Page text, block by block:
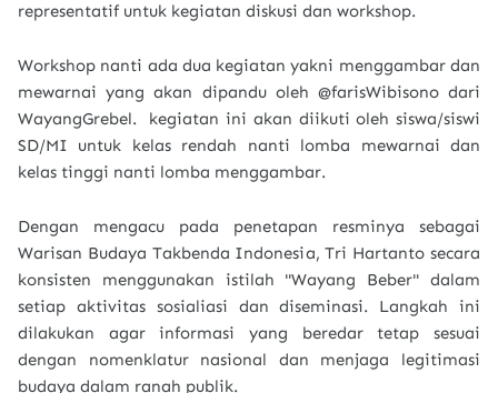
representatif untuk kegiatan diskusi dan workshop.
Workshop nanti ada dua kegiatan yakni menggambar dan
mewarnai yang akan dipandu oleh @farisWibisono dari
WayangGrebel. kegiatan ini akan diikuti oleh siswa/siswi
SD/MI untuk kelas rendah nanti lomba mewarnai dan
kelas tinggi nanti lomba menggambar.
Dengan mengacu pada penetapan resminya sebagai
Warisan Budaya Takbenda Indonesia, Tri Hartanto secara
konsisten menggunakan istilah "Wayang Beber" dalam
setiap aktivitas sosialiasi dan diseminasi. Langkah ini
dilakukan agar informasi yang beredar tetap sesuai
dengan nomenklatur nasional dan menjaga legitimasi
budaya dalam ranah publik.